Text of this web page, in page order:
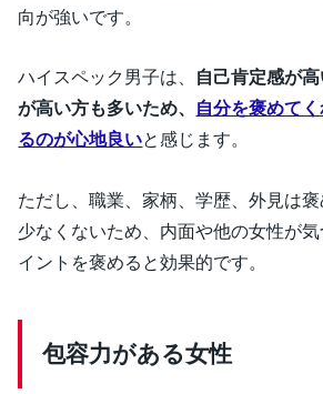
向が強いです。
ハイスペック男子は、 自己肯定感が
が高い方も多いため、 自分を褒めて
るのが心地良いと感じます。
ただし、職業、家柄、学歴、外見は
少なくないため、内面や他の女性が
イントを褒めると効果的です。
包容力がある女性